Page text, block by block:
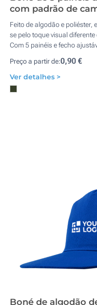
com padrão de
Feito de algodão e
se pelo toque visual
Com 5 painéis e fecho
Preço a partir de:0,90 €
Ver detalhes >
Boné de algodão